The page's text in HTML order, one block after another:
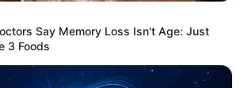
Say Memory Loss Isn't Age: Just
3 Foods